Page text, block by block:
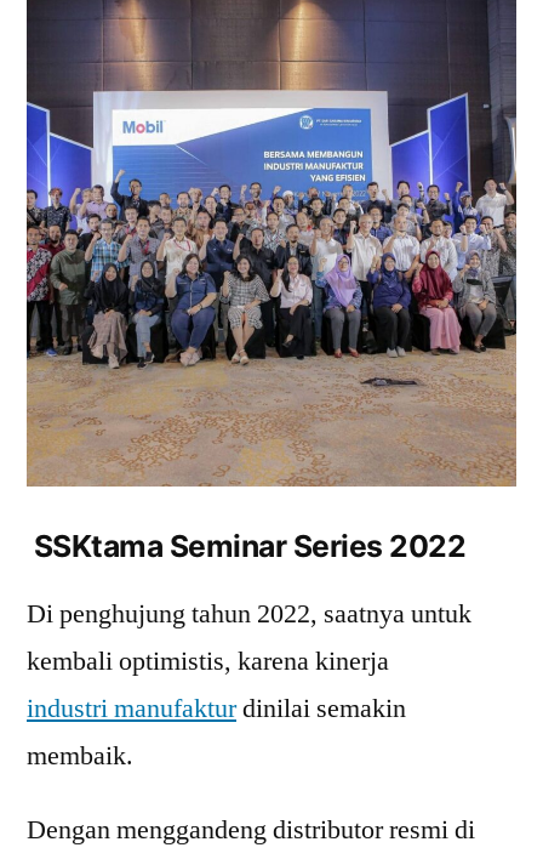
SSKtama Seminar Series 2022
Di penghujung tahun 2022, saatnya untuk
kembali optimistis, karena kinerja
industri manufakturdinilai semakin
membaik.
Dengan menggandeng distributor resmi di